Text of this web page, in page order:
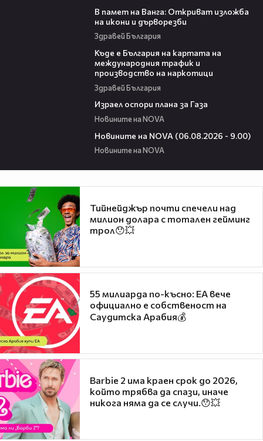
В памет на Ванга: Откриват изложба
на икони и дърворезби
Здравей България
Къде е България на картата на
международния трафик и
производство на наркотици
Здравей България
Израел оспори плана за Газа
Новините на NOVA
Новините на NOVA (06.08.2026 - 9.00)
Новините на NOVA
Тийнейджър почти спечели над
милион долара с тотален гейминг
трол😯💥
55 милиарда по-късно: EA вече
официално е собственост на
Саудитска Арабия💰
Barbie 2 има краен срок до 2026,
който трябва да спази, иначе
никога няма да се случи.😯💥